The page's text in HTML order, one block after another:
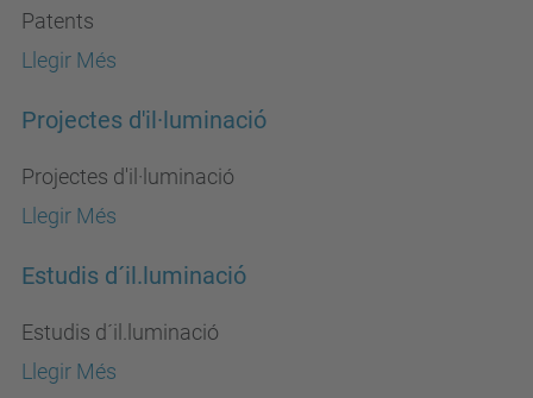
Patents
Llegir Més
Projectes d'il·luminació
Projectes d'il·luminació
Llegir Més
Estudis d´il.luminació
Estudis d´il.luminació
Llegir Més